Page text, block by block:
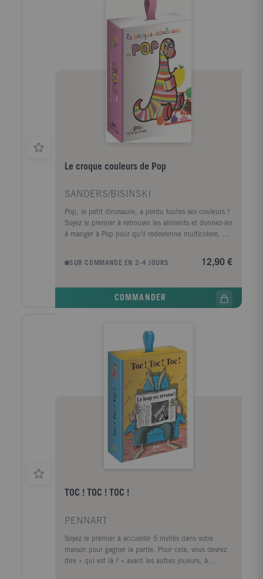
Le croque couleurs de Pop
SANDERS/BISINSKI
Pop, le petit dinosaure, a perdu toutes ses couleurs !
Soyez le premier à retrouver les aliments et donnez-les
à manger à Pop pour qu'il redevienne multicolore. Un
SUR COMMANDE EN 2-4 JOURS
12,90 €
COMMANDER
TOC ! TOC ! TOC !
PENNART
Soyez le premier à accueillir 5 invités dans votre
maison pour gagner la partie. Pour cela, vous devrez
dire « qui est là ? » avant les autres joueurs, à